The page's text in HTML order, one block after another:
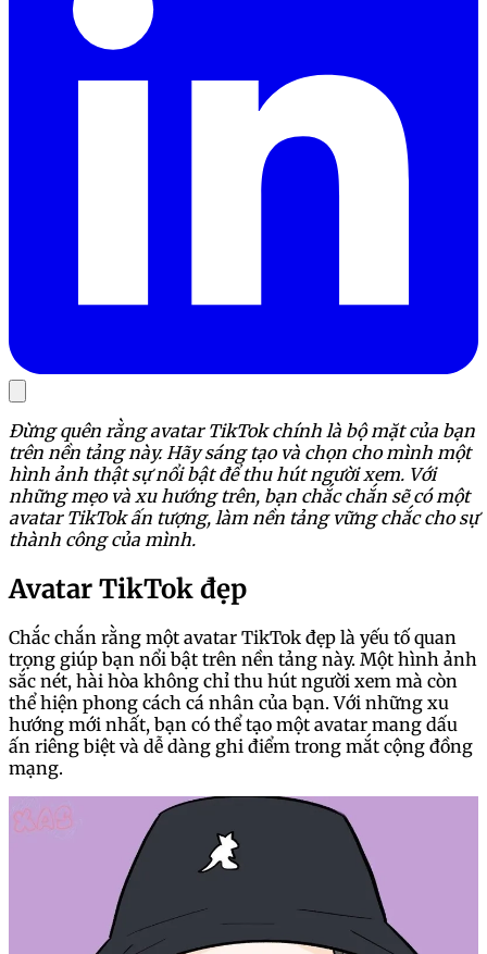
Đừng quên rằng avatar TikTok chính là bộ mặt của bạn
trên nền tảng này. Hãy sáng tạo và chọn cho mình một
hình ảnh thật sự nổi bật để thu hút người xem. Với
những mẹo và xu hướng trên, bạn chắc chắn sẽ có một
avatar TikTok ấn tượng, làm nền tảng vững chắc cho sự
thành công của mình.
Avatar TikTok đẹp
Chắc chắn rằng một avatar TikTok đẹp là yếu tố quan
trọng giúp bạn nổi bật trên nền tảng này. Một hình ảnh
sắc nét, hài hòa không chỉ thu hút người xem mà còn
thể hiện phong cách cá nhân của bạn. Với những xu
hướng mới nhất, bạn có thể tạo một avatar mang dấu
ấn riêng biệt và dễ dàng ghi điểm trong mắt cộng đồng
mạng.